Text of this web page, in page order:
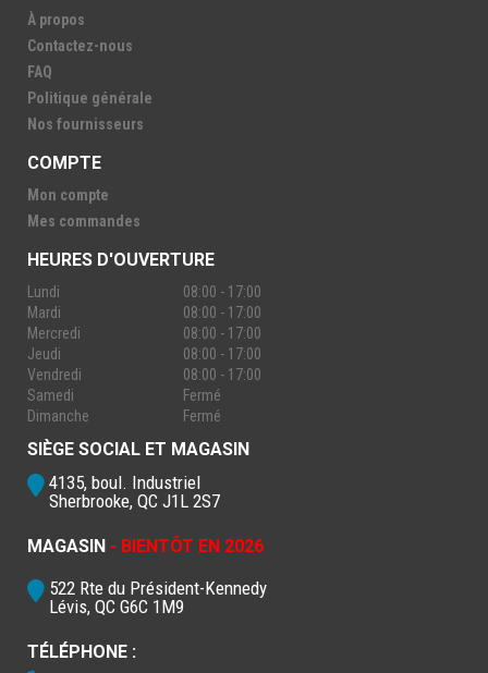
À propos
Contactez-nous
FAQ
Politique générale
Nos fournisseurs
COMPTE
Mon compte
Mes commandes
HEURES D'OUVERTURE
Lundi
08:00 - 17:00
Mardi
08:00 - 17:00
Mercredi
08:00 - 17:00
Jeudi
08:00 - 17:00
Vendredi
08:00 - 17:00
Samedi
Fermé
Dimanche
Fermé
SIÈGE SOCIAL ET MAGASIN
4135, boul. Industriel
Sherbrooke, QC J1L 2S7
MAGASIN - BIENTÔT EN 2026
522 Rte du Président-Kennedy
Lévis, QC G6C 1M9
TÉLÉPHONE :